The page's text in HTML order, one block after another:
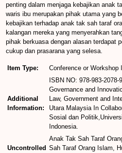
penting dalam menjaga kebajikan anak
waris ibu merupakan pihak utama yang
kebajikan terhadap anak tak sah taraf
kalangan mereka yang menyerahkan
pihak berkuasa dengan alasan terdapat
cukup dan prasarana yang selesa.
Item Type: Conference or Workshop
Additional
Information:
ISBN NO: 978-983-
Governance and
Law, Government and
Utara Malaysia In
Sosial dan
Indonesia.
Uncontrolled
Anak Tak Sah Taraf
Sah Taraf Orang Islam,